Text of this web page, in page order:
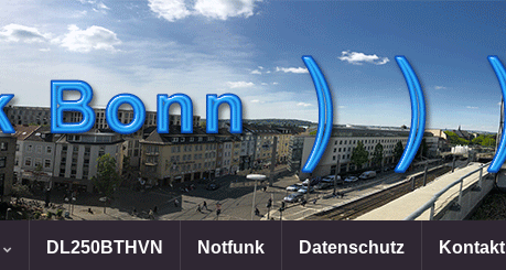
DL250BTHVN Notfunk Datenschutz Kontakt